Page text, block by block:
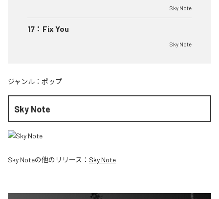
Sky Note
17 ： Fix You
Sky Note
ジャンル： ポップ
Sky Note
Sky Noteの他のリリース： Sky Note